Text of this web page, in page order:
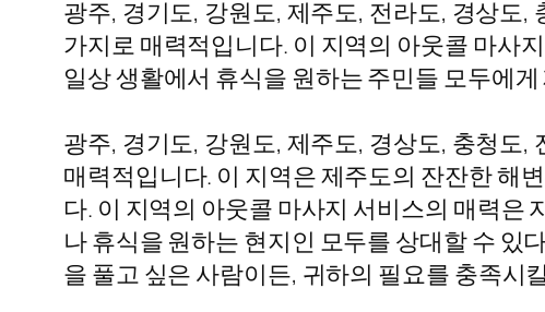
광주, 경기도, 강원도, 제주도, 전라도, 경상도
가지로 매력적입니다. 이 지역의 아웃콜 마사
일상 생활에서 휴식을 원하는 주민들 모두에
광주, 경기도, 강원도, 제주도, 경상도, 충청도
매력적입니다. 이 지역은 제주도의 잔잔한 해
다. 이 지역의 아웃콜 마사지 서비스의 매력은
나 휴식을 원하는 현지인 모두를 상대할 수 있
을 풀고 싶은 사람이든, 귀하의 필요를 충족시